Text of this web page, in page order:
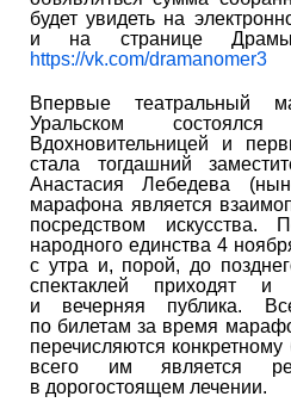
будет увидеть на
и на странице
https://vk.com/dramanomer3
Впервые театральный
Уральском
Вдохновительницей и
стала тогдашний
Анастасия Лебедева
марафона является
посредством
народного единства 4
с утра и, порой, до
спектаклей приходят
и вечерняя публика.
по билетам за время
перечисляются
всего им является
в дорогостоящем лечении.